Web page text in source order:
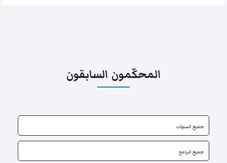
المحكّمون السابقون